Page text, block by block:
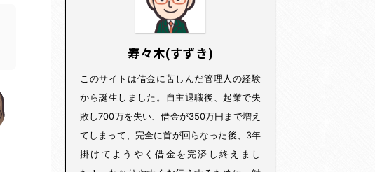
寿々木(すずき)
このサイトは借金に苦しんだ管理人の経験
から誕生しました。自主退職後、起業で失
敗し700万を失い、借金が350万円まで増え
てしまって、完全に首が回らなった後、3年
掛けてようやく借金を完済し終えまし